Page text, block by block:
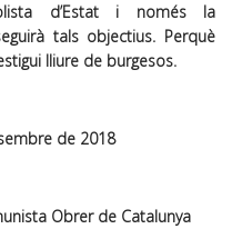
d’Estat i només la
tals objectius. Perquè
lliure de burgesos.
de 2018
Obrer de Catalunya